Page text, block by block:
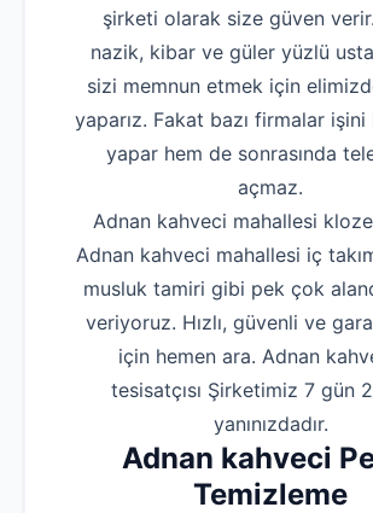
Su
şirketi olarak size güven
nazik, kibar ve güler yüzlü
sizi memnun etmek için
yaparız. Fakat bazı firmalar işini
yapar hem de sonrasında
açmaz.
Adnan kahveci mahallesi
Adnan kahveci mahallesi iç
musluk tamiri gibi pek çok
veriyoruz. Hızlı, güvenli ve
için hemen ara. Adnan
tesisatçısı Şirketimiz 7 gün
yanınızdadır.
Adnan kahveci
Temizleme